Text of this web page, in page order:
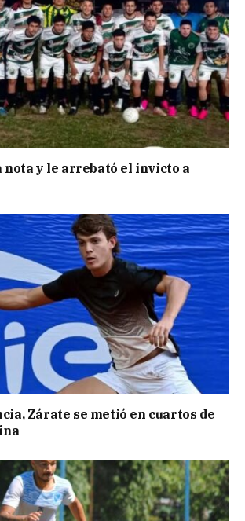
nota y le arrebató el invicto a
Zárate se metió en cuartos de